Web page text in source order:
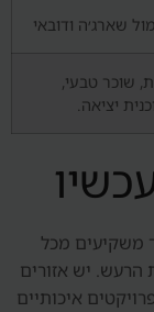
שארג׳ה ודובאי
שוכר טבעי,
יציאה.
משקיעים מכל
הרעש. יש אזורים
איכותיים